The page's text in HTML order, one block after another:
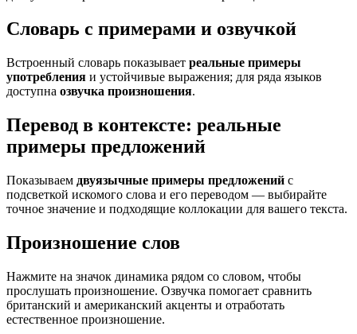
Словарь с примерами и озвучкой
Встроенный словарь показывает реальные примеры
употребления и устойчивые выражения; для ряда языков
доступна озвучка произношения.
Перевод в контексте: реальные
примеры предложений
Показываем двуязычные примеры предложений с
подсветкой искомого слова и его переводом — выбирайте
точное значение и подходящие коллокации для вашего текста.
Произношение слов
Нажмите на значок динамика рядом со словом, чтобы
прослушать произношение. Озвучка помогает сравнить
британский и американский акценты и отработать
естественное произношение.